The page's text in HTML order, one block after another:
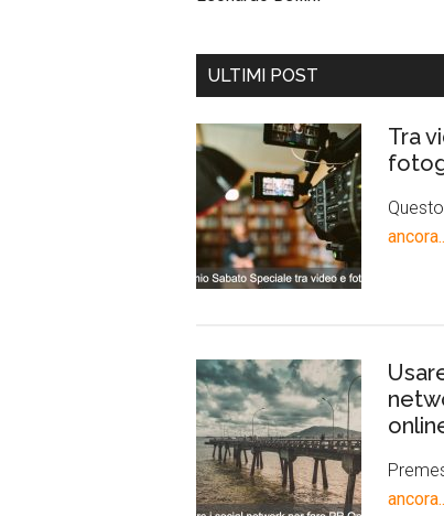
ULTIMI POST
Tra
ancora..]
ancora..]